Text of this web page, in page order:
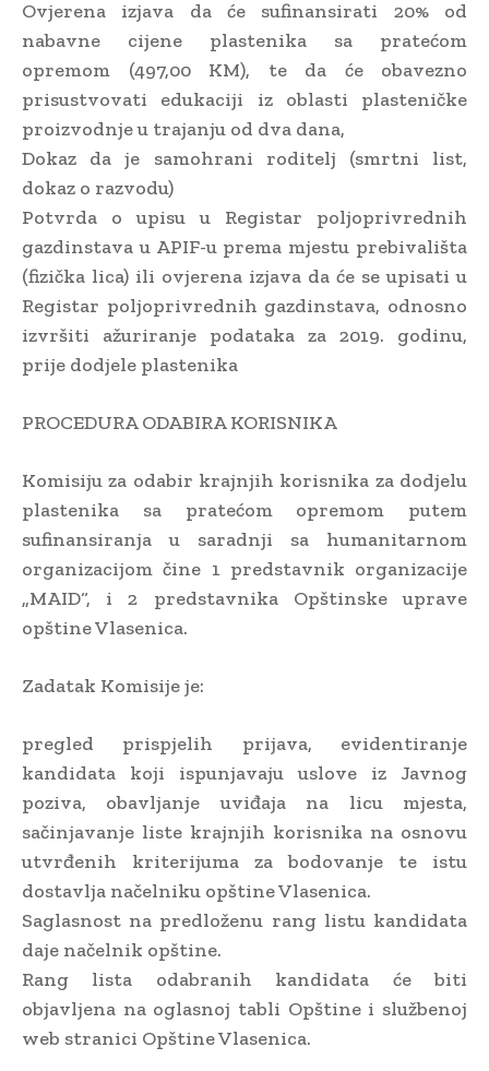
Ovjerena izjava da će sufinansirati 20% od
nabavne cijene plastenika sa pratećom
opremom (497,00 KM), te da će obavezno
prisustvovati edukaciji iz oblasti plasteničke
proizvodnje u trajanju od dva dana,
Dokaz da je samohrani roditelj (smrtni list,
dokaz o razvodu)
Potvrda o upisu u Registar poljoprivrednih
gazdinstava u APIF-u prema mjestu prebivališta
(fizička lica) ili ovjerena izjava da će se upisati u
Registar poljoprivrednih gazdinstava, odnosno
izvršiti ažuriranje podataka za 2019. godinu,
prije dodjele plastenika
PROCEDURA ODABIRA KORISNIKA
Komisiju za odabir krajnjih korisnika za dodjelu
plastenika sa pratećom opremom putem
sufinansiranja u saradnji sa humanitarnom
organizacijom čine 1 predstavnik organizacije
„MAID“, i 2 predstavnika Opštinske uprave
opštine Vlasenica.
Zadatak Komisije je:
pregled prispjelih prijava, evidentiranje
kandidata koji ispunjavaju uslove iz Javnog
poziva, obavljanje uviđaja na licu mjesta,
sačinjavanje liste krajnjih korisnika na osnovu
utvrđenih kriterijuma za bodovanje te istu
dostavlja načelniku opštine Vlasenica.
Saglasnost na predloženu rang listu kandidata
daje načelnik opštine.
Rang lista odabranih kandidata će biti
objavljena na oglasnoj tabli Opštine i službenoj
web stranici Opštine Vlasenica.